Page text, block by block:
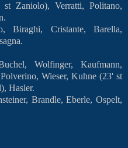
st Zaniolo), Verratti, Politano,
Biraghi, Cristante, Barella,
Wolfinger, Kaufmann,
Wieser, Kuhne (23' st
Hasler.
Brandle, Eberle, Ospelt,